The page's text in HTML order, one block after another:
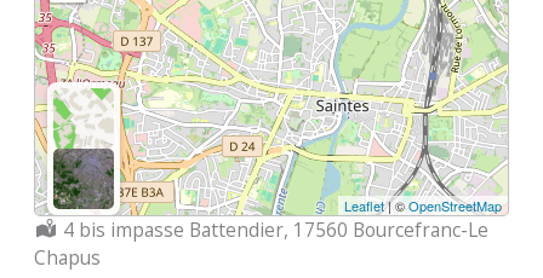
Leaflet| ©OpenStreetMap
Localisation :
4 bis impasse Battendier, 17560 Bourcefranc-Le
Chapus